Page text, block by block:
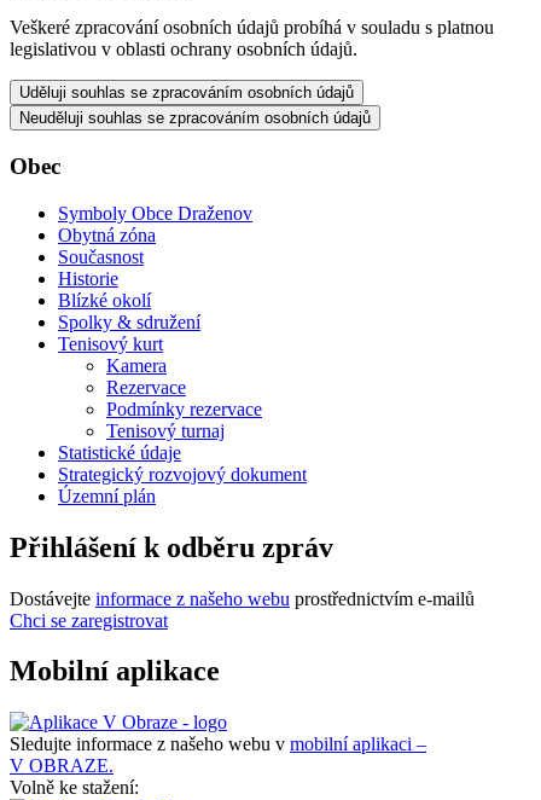
Veškeré zpracování osobních údajů probíhá v souladu s platnou
legislativou v oblasti ochrany osobních údajů.
Uděluji souhlas se zpracováním osobních údajů
Neuděluji souhlas se zpracováním osobních údajů
Obec
Symboly Obce Draženov
Obytná zóna
Současnost
Historie
Blízké okolí
Spolky & sdružení
Tenisový kurt
Kamera
Rezervace
Podmínky rezervace
Tenisový turnaj
Statistické údaje
Strategický rozvojový dokument
Územní plán
Přihlášení k odběru zpráv
Dostávejte informace z našeho webu prostřednictvím e-mailů
Chci se zaregistrovat
Mobilní aplikace
Sledujte informace z našeho webu v mobilní aplikaci –
V OBRAZE.
Volně ke stažení: